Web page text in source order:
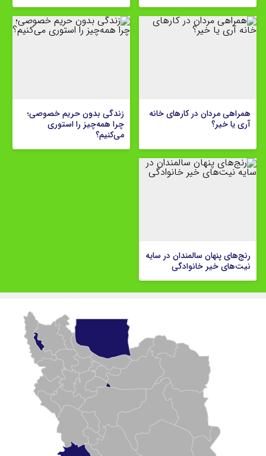
همراهی مردان در کارهای خانه
آری یا خیر؟
زندگی بدون حریم خصوصی؛
چرا همه‌چیز را استوری
می‌کنیم؟
رنج‌های پنهان سالمندان در سایه
نیت‌های خیر خانوادگی